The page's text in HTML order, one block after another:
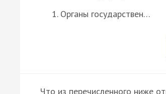
Органы государствен…
Что из перечисленного ниже